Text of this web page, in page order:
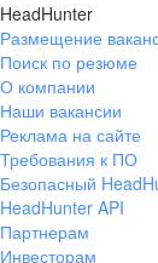
HeadHunter
Размещение
Поиск по резюме
О компании
Наши вакансии
Реклама на сайте
Требования к ПО
Безопасный
HeadHunter API
Партнерам
Инвесторам